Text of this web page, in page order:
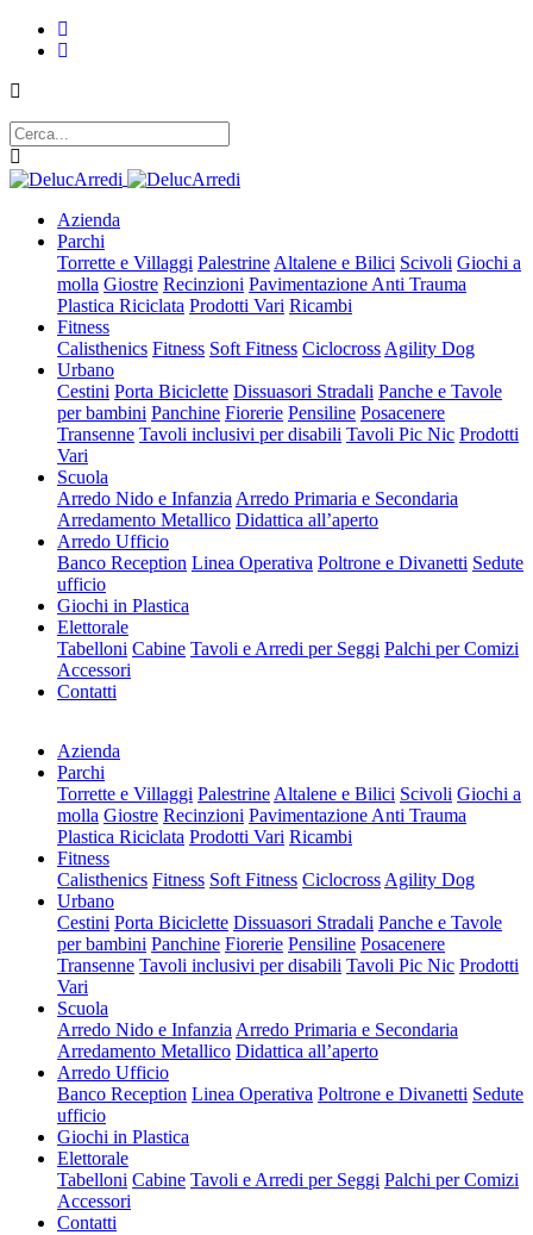
Azienda
Parchi
Torrette e Villaggi Palestrine Altalene e Bilici Scivoli Giochi a
molla Giostre Recinzioni Pavimentazione Anti Trauma
Plastica Riciclata Prodotti Vari Ricambi
Fitness
Calisthenics Fitness Soft Fitness Ciclocross Agility Dog
Urbano
Cestini Porta Biciclette Dissuasori Stradali Panche e Tavole
per bambini Panchine Fiorerie Pensiline Posacenere
Transenne Tavoli inclusivi per disabili Tavoli Pic Nic Prodotti
Vari
Scuola
Arredo Nido e Infanzia Arredo Primaria e Secondaria
Arredamento Metallico Didattica all’aperto
Arredo Ufficio
Banco Reception Linea Operativa Poltrone e Divanetti Sedute
ufficio
Giochi in Plastica
Elettorale
Tabelloni Cabine Tavoli e Arredi per Seggi Palchi per Comizi
Accessori
Contatti
Azienda
Parchi
Torrette e Villaggi Palestrine Altalene e Bilici Scivoli Giochi a
molla Giostre Recinzioni Pavimentazione Anti Trauma
Plastica Riciclata Prodotti Vari Ricambi
Fitness
Calisthenics Fitness Soft Fitness Ciclocross Agility Dog
Urbano
Cestini Porta Biciclette Dissuasori Stradali Panche e Tavole
per bambini Panchine Fiorerie Pensiline Posacenere
Transenne Tavoli inclusivi per disabili Tavoli Pic Nic Prodotti
Vari
Scuola
Arredo Nido e Infanzia Arredo Primaria e Secondaria
Arredamento Metallico Didattica all’aperto
Arredo Ufficio
Banco Reception Linea Operativa Poltrone e Divanetti Sedute
ufficio
Giochi in Plastica
Elettorale
Tabelloni Cabine Tavoli e Arredi per Seggi Palchi per Comizi
Accessori
Contatti